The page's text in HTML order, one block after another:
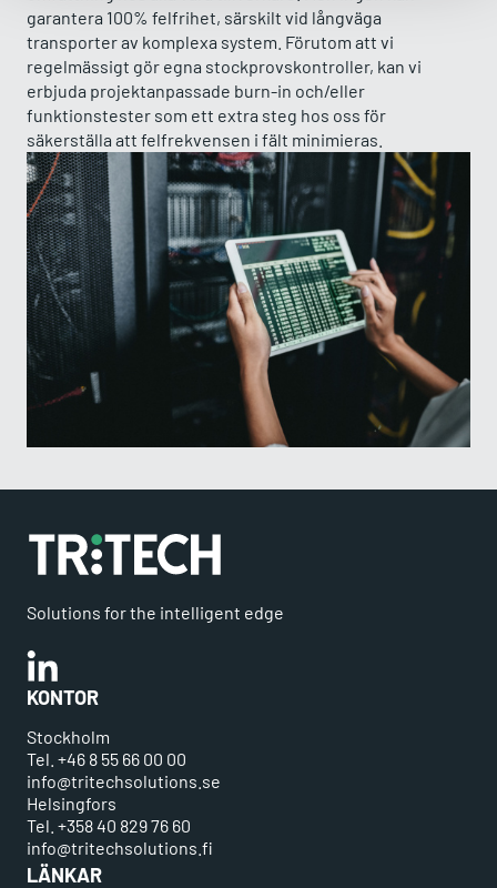
garantera 100% felfrihet, särskilt vid långväga
transporter av komplexa system. Förutom att vi
regelmässigt gör egna stockprovskontroller, kan vi
erbjuda projektanpassade burn-in och/eller
funktionstester som ett extra steg hos oss för
säkerställa att felfrekvensen i fält minimieras.
Solutions for the intelligent edge
Linkedin
KONTOR
Stockholm
Tel. +46 8 55 66 00 00
info@tritechsolutions.se
Helsingfors
Tel. +358 40 829 76 60
info@tritechsolutions.fi
LÄNKAR